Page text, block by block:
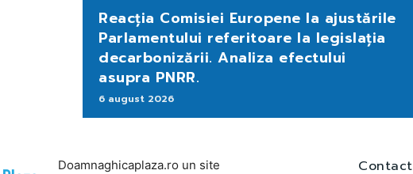
Reacția Comisiei Europene la ajustările
Parlamentului referitoare la legislația
decarbonizării. Analiza efectului
asupra PNRR.
6 august 2026
Doamnaghicaplaza.ro un site
Contact